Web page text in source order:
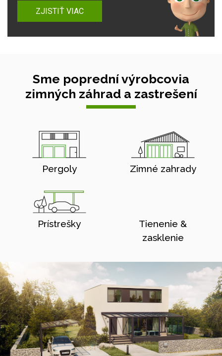
ZJISTIŤ VIAC
Sme poprední výrobcovia
zimných záhrad a zastrešení
Pergoly Zimné zahrady
Prístrešky
Tienenie &
zasklenie